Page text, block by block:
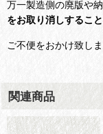
万一製造側の廃版や
をお取り消しするこ
ご不便をおかけ致し
関連商品